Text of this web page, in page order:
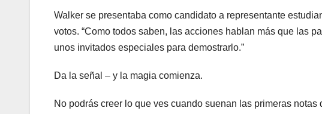
Walker se presentaba como candidato a representante
votos. “Como todos saben, las acciones hablan más que las
unos invitados especiales para demostrarlo.”
Da la señal – y la magia comienza.
No podrás creer lo que ves cuando suenan las primeras notas